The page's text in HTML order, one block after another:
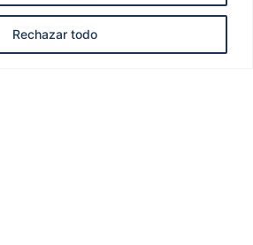
Rechazar todo